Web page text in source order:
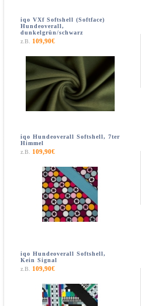
iqo VXf Softshell (Softface)
Hundeoverall,
dunkelgrün/schwarz
z.B. 109,90€
iqo Hundeoverall Softshell, 7ter
Himmel
z.B. 109,90€
iqo Hundeoverall Softshell,
Kein Signal
z.B. 109,90€